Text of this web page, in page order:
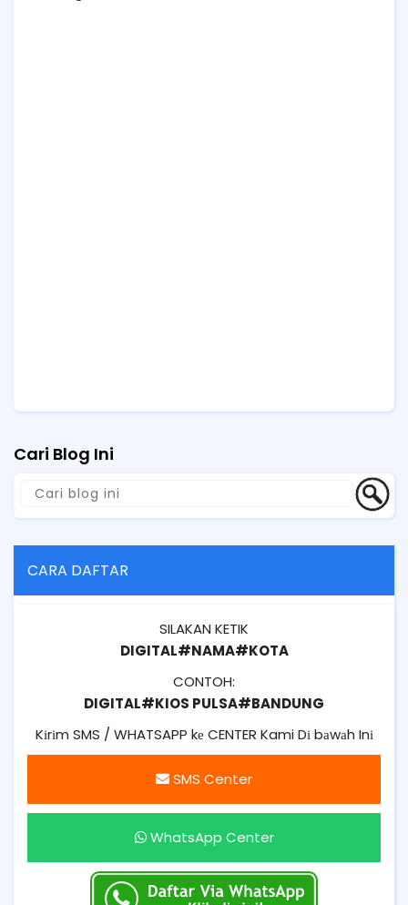
Cari Blog Ini
CARA DAFTAR
SILAKAN KETIK
DIGITAL#NAMA#KOTA
CONTOH:
DIGITAL#KIOS PULSA#BANDUNG
Kіrіm SMS / WHATSAPP kе CENTER Kami Dі bаwаh Inі
SMS Center
WhatsApp Center